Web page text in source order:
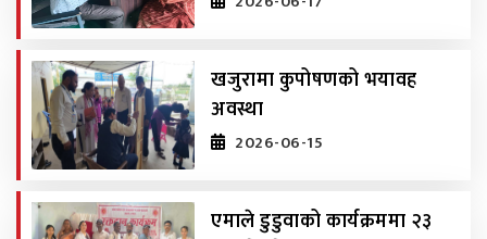
खजुरामा कुपोषणको भयावह
अवस्था
2026-06-15
एमाले डुडुवाको कार्यक्रममा २३